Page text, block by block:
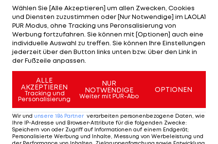
die "Rossoneri" inklusive gesparter Gehaltskosten
sogar beinahe auf 200 Millionen Euro. Ibrahimovic-
Berater Mino Raiola soll sich bereits in der
französischen Hauptstadt befinden um mit Paris-
Sportdirektor Leonardo die Vertragsmodalitäten
auszuhandeln.
Mehr zum Thema
Wählen Sie [Alle Akzeptieren] um allen Zwecken, Cookies
und Diensten zuzustimmen oder [Nur Notwendige] im LAOLA1
PUR Modus, ohne Tracking uns Peronsalisierung von
Werbung fortzufahren. Sie können mit [Optionen] auch eine
individuelle Auswahl zu treffen. Sie können Ihre Einstellungen
jederzeit über den Button links unten bzw. über den Link in
der Fußzeile anpassen.
ALLE
AKZEPTIEREN
Tracking und
Personalisierung
NUR
NOTWENDIGE
Weiter mit PUR-Abo
OPTIONEN
Wir und unsere 186 Partner verarbeiten personenbezogene Daten, wie
Ihre IP-Adresse und Browser-Attribute für die folgenden Zwecke:
Speichern von oder Zugriff auf Informationen auf einem Endgerät;
Personalisierte Werbung und Inhalte, Messung von Werbeleistung und